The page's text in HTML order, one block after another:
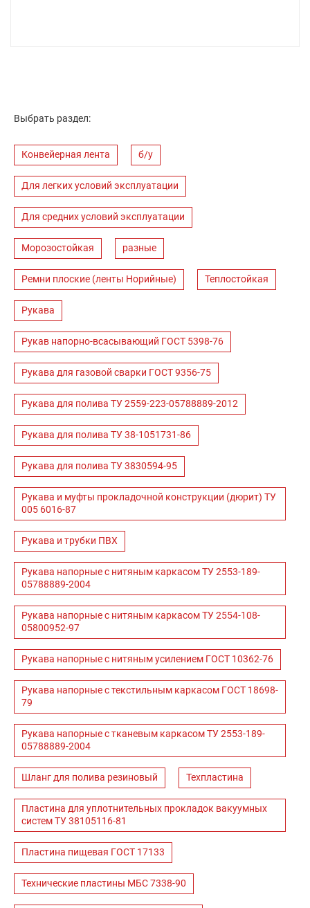
Выбрать раздел:
Конвейерная лента б/у
Для легких условий эксплуатации
Для средних условий эксплуатации
Морозостойкая разные
Ремни плоские (ленты Норийные) Теплостойкая
Рукава
Рукав напорно-всасывающий ГОСТ 5398-76
Рукава для газовой сварки ГОСТ 9356-75
Рукава для полива ТУ 2559-223-05788889-2012
Рукава для полива ТУ 38-1051731-86
Рукава для полива ТУ 3830594-95
Рукава и муфты прокладочной конструкции (дюрит) ТУ
005 6016-87
Рукава и трубки ПВХ
Рукава напорные с нитяным каркасом ТУ 2553-189-
05788889-2004
Рукава напорные с нитяным каркасом ТУ 2554-108-
05800952-97
Рукава напорные с нитяным усилением ГОСТ 10362-76
Рукава напорные с текстильным каркасом ГОСТ 18698-
79
Рукава напорные с тканевым каркасом ТУ 2553-189-
05788889-2004
Шланг для полива резиновый Техпластина
Пластина для уплотнительных прокладок вакуумных
систем ТУ 38105116-81
Пластина пищевая ГОСТ 17133
Технические пластины МБС 7338-90